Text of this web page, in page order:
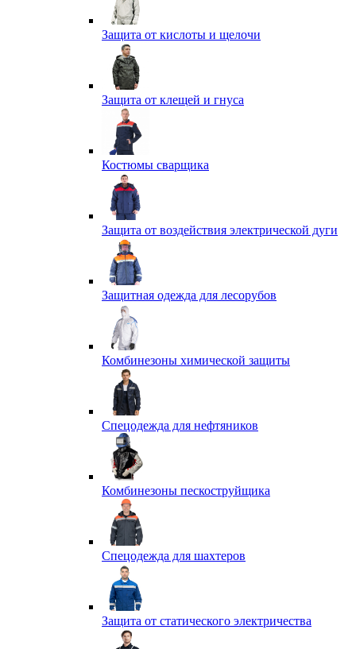
Защита от кислоты и щелочи
Защита от клещей и гнуса
Костюмы сварщика
Защита от воздействия электрической дуги
Защитная одежда для лесорубов
Комбинезоны химической защиты
Спецодежда для нефтяников
Комбинезоны пескоструйщика
Спецодежда для шахтеров
Защита от статического электричества